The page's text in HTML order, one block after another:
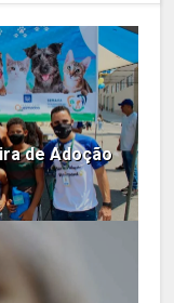
de Adoção